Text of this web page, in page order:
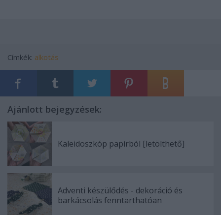
Címkék: alkotás
Ajánlott bejegyzések:
Kaleidoszkóp papírból [letölthető]
Adventi készülődés - dekoráció és
barkácsolás fenntarthatóan